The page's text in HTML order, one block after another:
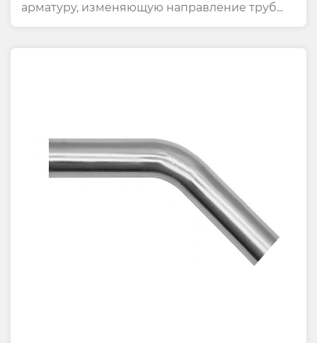
арматуру, изменяющую направление труб...